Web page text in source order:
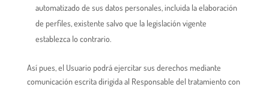
automatizado de sus datos personales, incluida la elaboración
de perfiles, existente salvo que la legislación vigente
establezca lo contrario.
Así pues, el Usuario podrá ejercitar sus derechos mediante
comunicación escrita dirigida al Responsable del tratamiento con